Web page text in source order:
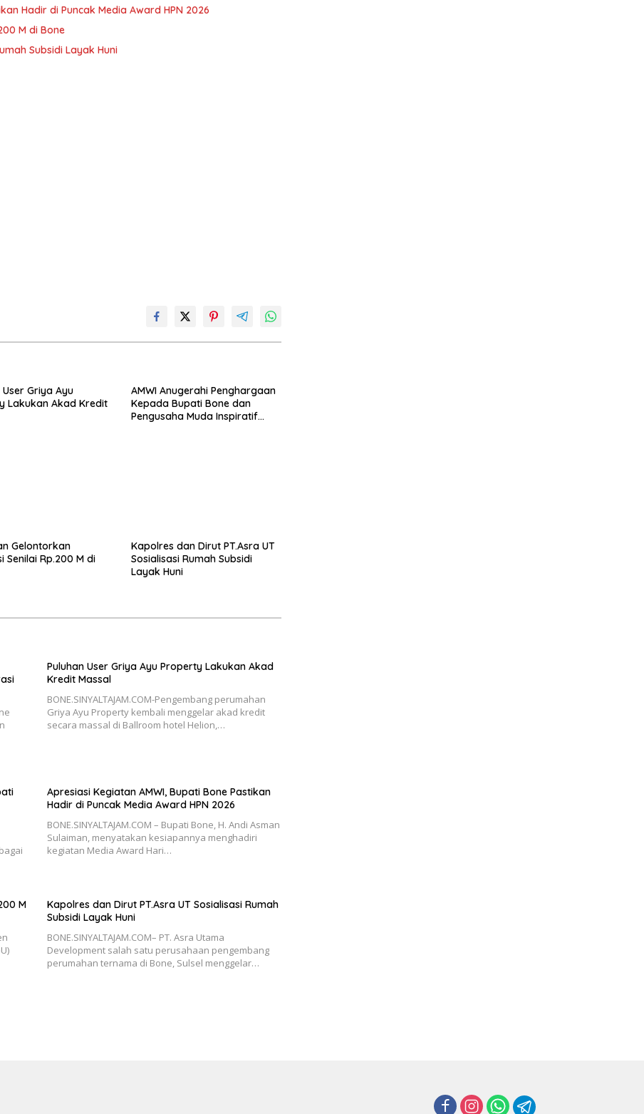
Hadir di Puncak Media Award HPN 2026
M di Bone
Subsidi Layak Huni
User Griya Ayu
Lakukan Akad Kredit
AMWI Anugerahi Penghargaan
Kepada Bupati Bone dan
Pengusaha Muda Inspiratif
Gelontorkan
Senilai Rp.200 M di
Kapolres dan Dirut PT.Asra UT
Sosialisasi Rumah Subsidi
Layak Huni
Puluhan User Griya Ayu Property Lakukan Akad
Kredit Massal
BONE.SINYALTAJAM.COM-Pengembang perumahan
Griya Ayu Property kembali menggelar akad kredit
secara massal di Ballroom hotel Helion,…
Apresiasi Kegiatan AMWI, Bupati Bone Pastikan
Hadir di Puncak Media Award HPN 2026
BONE.SINYALTAJAM.COM – Bupati Bone, H. Andi Asman
Sulaiman, menyatakan kesiapannya menghadiri
kegiatan Media Award Hari…
M
Kapolres dan Dirut PT.Asra UT Sosialisasi Rumah
Subsidi Layak Huni
BONE.SINYALTAJAM.COM– PT. Asra Utama
Development salah satu perusahaan pengembang
perumahan ternama di Bone, Sulsel menggelar…